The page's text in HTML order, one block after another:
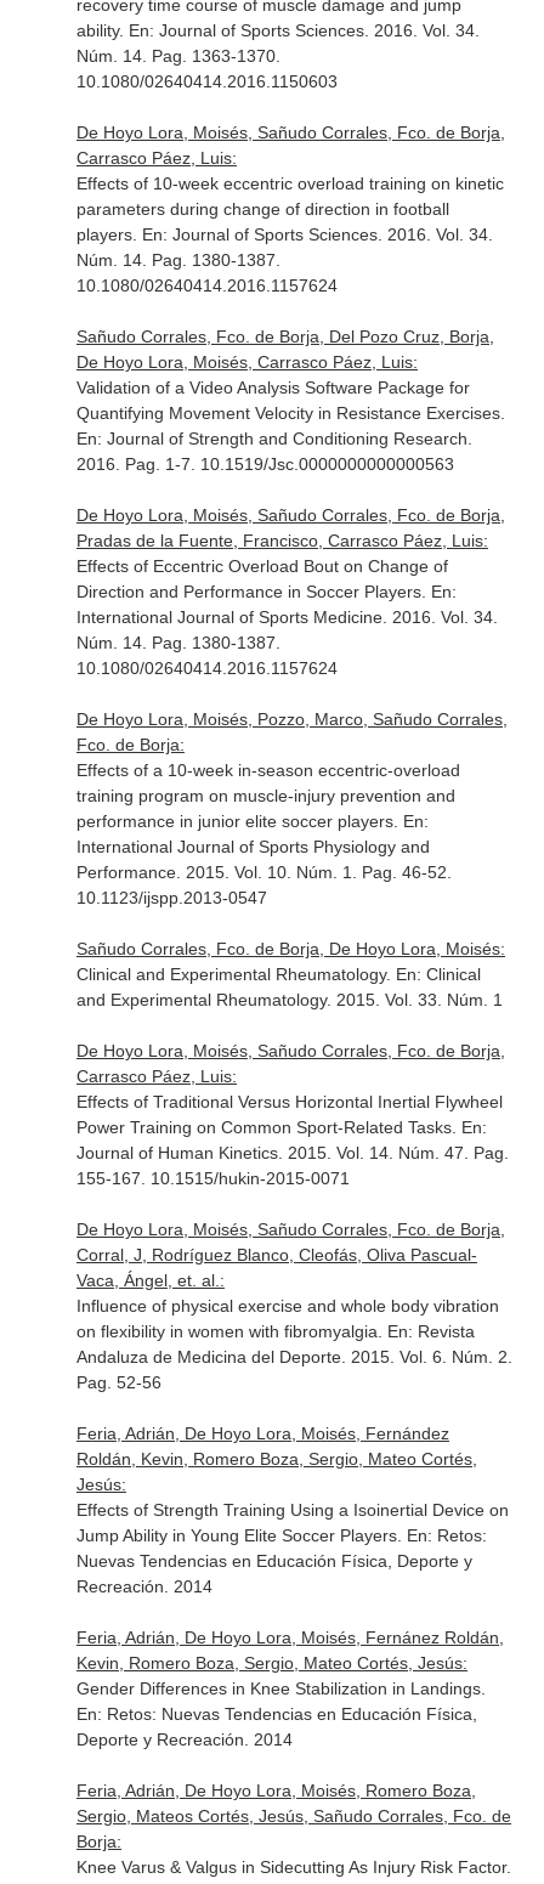
recovery time course of muscle damage and jump
ability. En: Journal of Sports Sciences. 2016. Vol. 34.
Núm. 14. Pag. 1363-1370.
10.1080/02640414.2016.1150603
De Hoyo Lora, Moisés, Sañudo Corrales, Fco. de Borja,
Carrasco Páez, Luis:
Effects of 10-week eccentric overload training on kinetic
parameters during change of direction in football
players. En: Journal of Sports Sciences. 2016. Vol. 34.
Núm. 14. Pag. 1380-1387.
10.1080/02640414.2016.1157624
Sañudo Corrales, Fco. de Borja, Del Pozo Cruz, Borja,
De Hoyo Lora, Moisés, Carrasco Páez, Luis:
Validation of a Video Analysis Software Package for
Quantifying Movement Velocity in Resistance Exercises.
En: Journal of Strength and Conditioning Research
2016. Pag. 1-7. 10.1519/Jsc.0000000000000563
De Hoyo Lora, Moisés, Sañudo Corrales, Fco. de Borja,
Pradas de la Fuente, Francisco, Carrasco Páez, Luis:
Effects of Eccentric Overload Bout on Change of
Direction and Performance in Soccer Players. En:
International Journal of Sports Medicine. 2016. Vol. 34.
Núm. 14. Pag. 1380-1387.
10.1080/02640414.2016.1157624
De Hoyo Lora, Moisés, Pozzo, Marco, Sañudo Corrales,
Fco. de Borja:
Effects of a 10-week in-season eccentric-overload
training program on muscle-injury prevention and
performance in junior elite soccer players. En:
International Journal of Sports Physiology and
Performance. 2015. Vol. 10. Núm. 1. Pag. 46-52.
10.1123/ijspp.2013-0547
Sañudo Corrales, Fco. de Borja, De Hoyo Lora, Moisés:
Clinical and Experimental Rheumatology. En: Clinical
and Experimental Rheumatology. 2015. Vol. 33. Núm. 1
De Hoyo Lora, Moisés, Sañudo Corrales, Fco. de Borja,
Carrasco Páez, Luis:
Effects of Traditional Versus Horizontal Inertial Flywheel
Power Training on Common Sport-Related Tasks. En:
Journal of Human Kinetics. 2015. Vol. 14. Núm. 47. Pag.
155-167. 10.1515/hukin-2015-0071
De Hoyo Lora, Moisés, Sañudo Corrales, Fco. de Borja,
Corral, J, Rodríguez Blanco, Cleofás, Oliva Pascual-
Vaca, Ángel, et. al.:
Influence of physical exercise and whole body vibration
on flexibility in women with fibromyalgia. En: Revista
Andaluza de Medicina del Deporte. 2015. Vol. 6. Núm. 2.
Pag. 52-56
Feria, Adrián, De Hoyo Lora, Moisés, Fernández
Roldán, Kevin, Romero Boza, Sergio, Mateo Cortés,
Jesús:
Effects of Strength Training Using a Isoinertial Device on
Jump Ability in Young Elite Soccer Players. En: Retos:
Nuevas Tendencias en Educación Física, Deporte y
Recreación . 2014
Feria, Adrián, De Hoyo Lora, Moisés, Fernánez Roldán,
Kevin, Romero Boza, Sergio, Mateo Cortés, Jesús:
Gender Differences in Knee Stabilization in Landings.
En: Retos: Nuevas Tendencias en Educación Física,
Deporte y Recreación . 2014
Feria, Adrián, De Hoyo Lora, Moisés, Romero Boza,
Sergio, Mateos Cortés, Jesús, Sañudo Corrales, Fco. de
Borja:
Knee Varus & Valgus in Sidecutting As Injury Risk Factor.